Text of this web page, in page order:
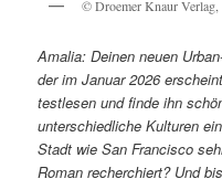
© Droemer Knaur
Amalia: Deinen neuen
der im Januar 2026
testlesen und finde ihn
unterschiedliche Kulturen
Stadt wie San Francisco
Roman recherchiert? Und